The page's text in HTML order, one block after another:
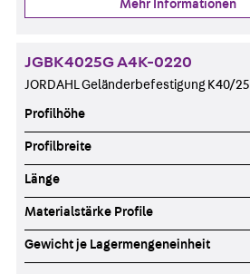
Mehr Informationen
JGBK4025G A4K-0220
JORDAHL Geländerbefestigung K40/25
Profilhöhe
Profilbreite
Länge
Materialstärke Profile
Gewicht je Lagermengeneinheit